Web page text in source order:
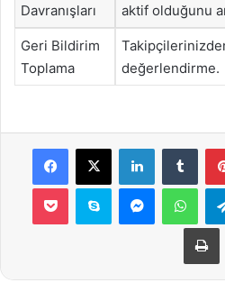
Davranışları
aktif olduğunu
Geri Bildirim
Toplama
değerlendirme.
Facebook
X LinkedIn
Pocket Skype Messenger